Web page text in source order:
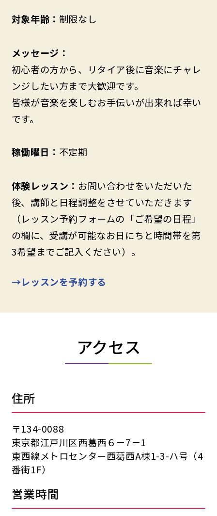
対象年齢： 制限なし
メッセージ：
初心者の方から、リタイア後に音楽にチャレ
ンジしたい方まで大歓迎です。
皆様が音楽を楽しむお手伝いが出来れば幸い
です。
稼働曜日： 不定期
体験レッスン： お問い合わせをいただいた
後、講師と日程調整をさせていただきます
（レッスン予約フォームの「ご希望の日程」
の欄に、受講が可能なお日にちと時間帯を第
3希望までご記入ください）。
→レッスンを予約する
アクセス
住所
〒134-0088
東京都江戸川区西葛西６－7－1
東西線メトロセンター西葛西A棟1-3-ハ号（4
番街1F）
営業時間